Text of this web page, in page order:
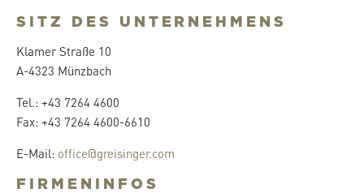
SITZ DES UNTERNEHMENS
Klamer Straße 10
A-4323 Münzbach
Tel.: +43 7264 4600
Fax: +43 7264 4600-6610
E-Mail: office@greisinger.com
FIRMENINFOS